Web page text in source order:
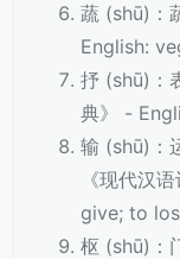
蔬 (shū)：
English:
抒 (shū)：
典》 -
输 (shū)：
《现代汉
give; to
枢 (shū)：